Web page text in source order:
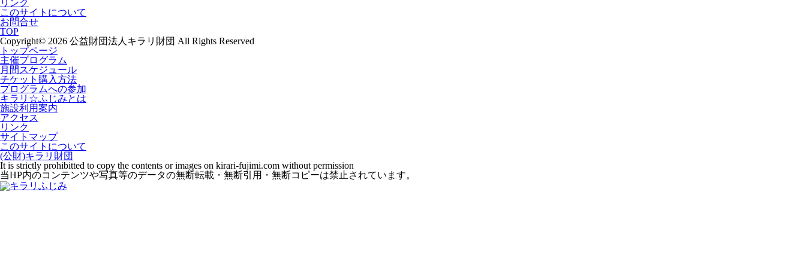
リンク
このサイトについて
お問合せ
TOP
Copyright© 2026 公益財団法人キラリ財団 All Rights Reserved
トップページ
主催プログラム
月間スケジュール
チケット購入方法
プログラムへの参加
キラリ☆ふじみとは
施設利用案内
アクセス
リンク
サイトマップ
このサイトについて
(公財)キラリ財団
It is strictly prohibitted to copy the contents or images on kirari-fujimi.com without permission
当HP内のコンテンツや写真等のデータの無断転載・無断引用・無断コピーは禁止されています。